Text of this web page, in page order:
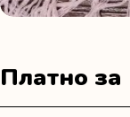
Платно за